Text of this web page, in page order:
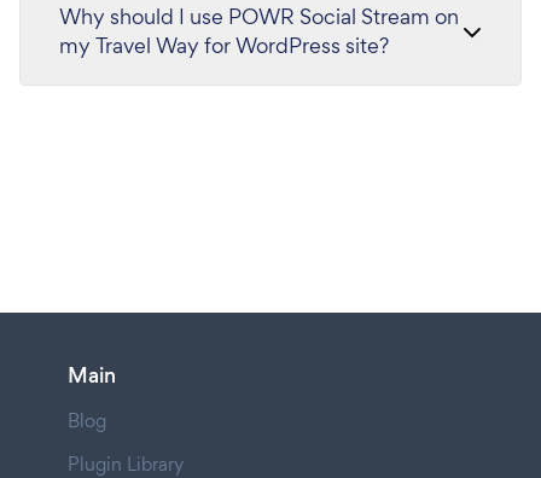
Why should I use POWR Social Stream on
my Travel Way for WordPress site?
Main
Blog
Plugin Library